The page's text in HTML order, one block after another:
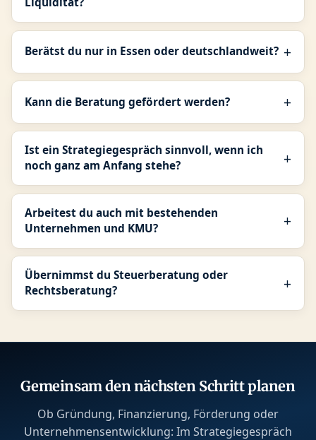
Berätst du nur in Essen oder deutschlandweit?
Kann die Beratung gefördert werden?
Ist ein Strategiegespräch sinnvoll, wenn ich
noch ganz am Anfang stehe?
Arbeitest du auch mit bestehenden
Unternehmen und KMU?
Übernimmst du Steuerberatung oder
Rechtsberatung?
Gemeinsam den nächsten Schritt planen
Ob Gründung, Finanzierung, Förderung oder
Unternehmensentwicklung: Im Strategiegespräch